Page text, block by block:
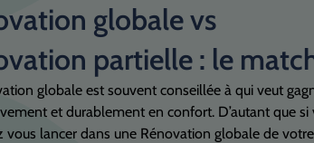
globale vs
partielle : le
globale est souvent conseillée à qui veut
et durablement en confort. D’autant que si
vous lancer dans une Rénovation globale de votre